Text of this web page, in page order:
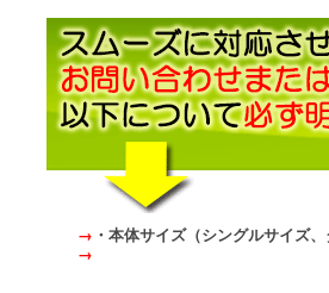
→ ・本体サイズ（シングルサイズ
→